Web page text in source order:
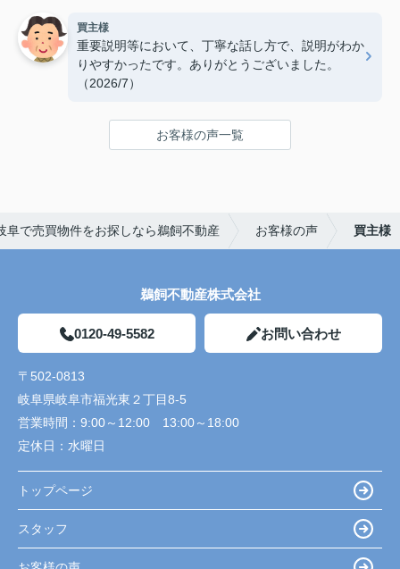
買主様
重要説明等において、丁寧な話し方で、説明がわか
りやすかったです。ありがとうございました。
（2026/7）
お客様の声一覧
阜で売買物件をお探しなら鵜飼不動産 お客様の声 買主様
鵜飼不動産株式会社
0120-49-5582 お問い合わせ
〒502-0813
岐阜県岐阜市福光東２丁目8-5
営業時間： 9:00～12:00 13:00～18:00
定休日： 水曜日
トップページ
スタッフ